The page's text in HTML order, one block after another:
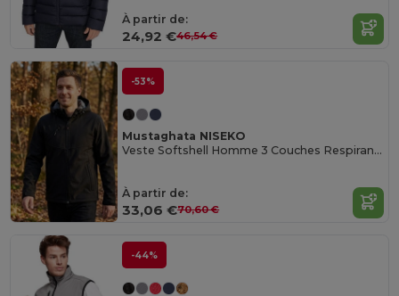
À partir de:
24,92 €46,54 €
-53%
Mustaghata NISEKO
Veste Softshell Homme 3 Couches Respirante et Confortable
À partir de:
33,06 €70,60 €
-44%